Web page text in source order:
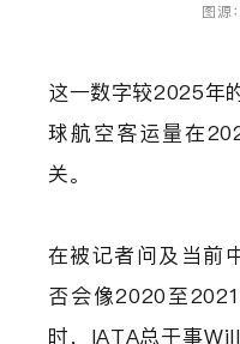
图源
这一数字较2025年
球航空客运量在
关。
在被记者问及当前
否会像2020至
时，IATA总干事